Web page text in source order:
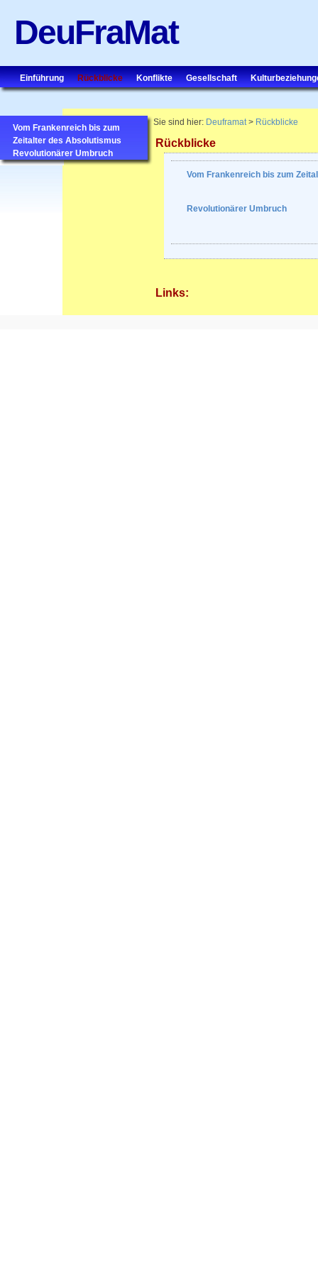
DeuFraMat
Einführung Rückblicke Konflikte Gesellschaft
Vom Frankenreich bis zum
Zeitalter des Absolutismus
Revolutionärer Umbruch
Sie sind hier: Deuframat> Rückblicke
Rückblicke
Vom Frankenreich bis zum
Revolutionärer Umbruch
Links: